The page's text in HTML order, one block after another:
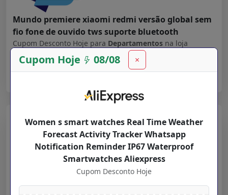
Mundo premiere xiaomi redmi versão global sem
fio fone de ouvido tws suporte bluetooth
Cupom Desconto Hoje para Departamentos na loja
Aliexpress
➤ Ver Oferta
Aliexpress
Validade: 16/07/2027
New Users $ 20 12 YOUPIN12 Youpin haylou Solar
ls05 relógio inteligente esporte caso de metal
monitor sono freqüência cardíaca ip68 à prova
Cupom Hoje 08/08 ×
Women s smart watches Real Time Weather
Forecast Activity Tracker Whatsapp
Notification Reminder IP67 Waterproof
Smartwatches Aliexpress
Cupom Desconto Hoje